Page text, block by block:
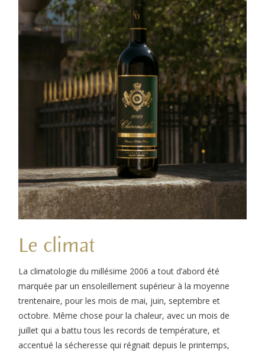
Le climat
La climatologie du millésime 2006 a tout d’abord été
marquée par un ensoleillement supérieur à la moyenne
trentenaire, pour les mois de mai, juin, septembre et
octobre. Même chose pour la chaleur, avec un mois de
juillet qui a battu tous les records de température, et
accentué la sécheresse qui régnait depuis le printemps,